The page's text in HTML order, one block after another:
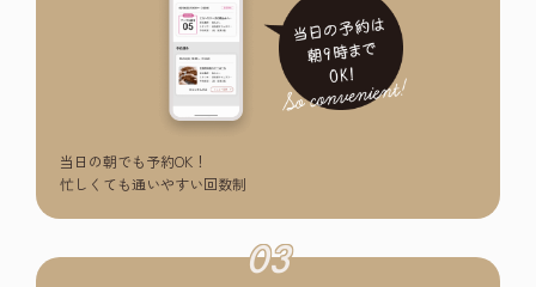
当日の朝でも予約OK！
忙しくても通いやすい回数制
03